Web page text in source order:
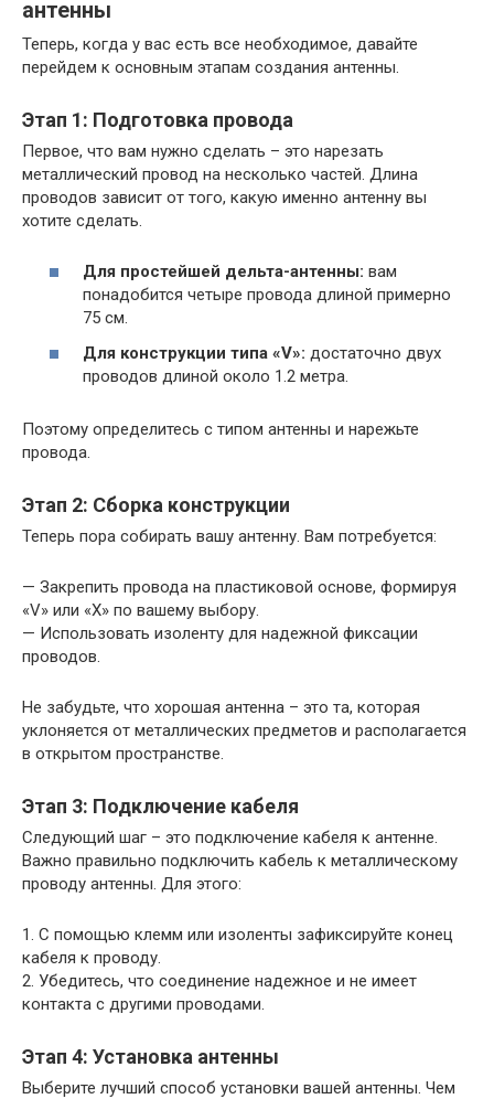
антенны
Теперь, когда у вас есть все необходимое, давайте
перейдем к основным этапам создания антенны.
Этап 1: Подготовка провода
Первое, что вам нужно сделать – это нарезать
металлический провод на несколько частей. Длина
проводов зависит от того, какую именно антенну вы
хотите сделать.
Для простейшей дельта-антенны: вам
понадобится четыре провода длиной примерно
75 см.
Для конструкции типа «V»: достаточно двух
проводов длиной около 1.2 метра.
Поэтому определитесь с типом антенны и нарежьте
провода.
Этап 2: Сборка конструкции
Теперь пора собирать вашу антенну. Вам потребуется:
— Закрепить провода на пластиковой основе, формируя
«V» или «X» по вашему выбору.
— Использовать изоленту для надежной фиксации
проводов.
Не забудьте, что хорошая антенна – это та, которая
уклоняется от металлических предметов и располагается
в открытом пространстве.
Этап 3: Подключение кабеля
Следующий шаг – это подключение кабеля к антенне.
Важно правильно подключить кабель к металлическому
проводу антенны. Для этого:
1. С помощью клемм или изоленты зафиксируйте конец
кабеля к проводу.
2. Убедитесь, что соединение надежное и не имеет
контакта с другими проводами.
Этап 4: Установка антенны
Выберите лучший способ установки вашей антенны. Чем